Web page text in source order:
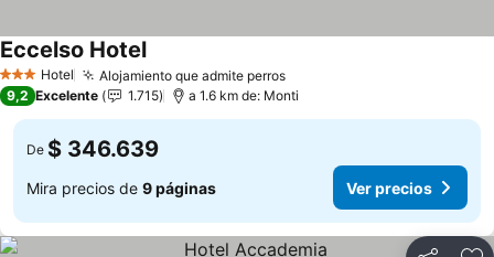
3 Estrellas
Hotel Alojamiento que admite perrosVer precios
Eccelso HotelVer precios
9,2 Excelente 1.715 a 1.6 km de: Monti
De $ 346.639
Mira precios de 9 páginas Ver precios